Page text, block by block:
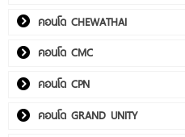
คอนโด CHEWATHAI
คอนโด CMC
คอนโด CPN
คอนโด GRAND UNITY